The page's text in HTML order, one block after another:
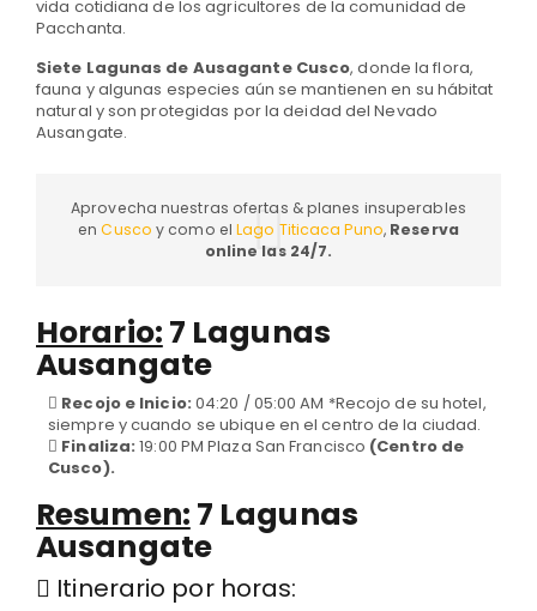
vida cotidiana de los agricultores de la comunidad de
Pacchanta.
Siete Lagunas de Ausagante Cusco, donde la flora,
fauna y algunas especies aún se mantienen en su hábitat
natural y son protegidas por la deidad del Nevado
Ausangate.
Aprovecha nuestras ofertas & planes insuperables
enCuscoy como elLago Titicaca Puno, Reserva
online las 24/7.
Horario: 7 Lagunas
Ausangate
Recojo e Inicio: 04:20 / 05:00 AM *Recojo de su hotel,
siempre y cuando se ubique en el centro de la ciudad.
Finaliza: 19:00 PM Plaza San Francisco (Centro de
Cusco).
Resumen: 7 Lagunas
Ausangate
Itinerario por horas: